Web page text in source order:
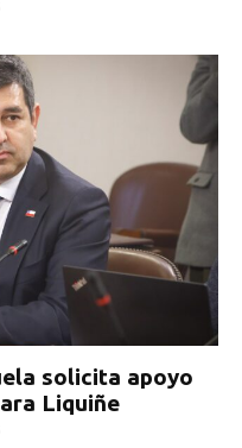
solicita apoyo
Liquiñe